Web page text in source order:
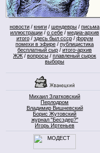
новости / книги / шендевры / письма
иллюстрации / о себе / медиа-архив
итого/ здесь был ссср/ форум
помехи в эфире / публицистика
бесплатный сыр / итого-архив
ЖЖ / вопросы / плавленый сырок
выборы
Михаил Златковский
Перлодром
Владимир Вишневский
Борис Жутовский
журнал "Бесэдер?"
Игорь Иртеньев